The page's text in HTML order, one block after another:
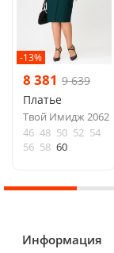
-13%
8 381 9 639
Платье
Твой Имидж 2062
46 48 50 52 54
56 58 60
Информация